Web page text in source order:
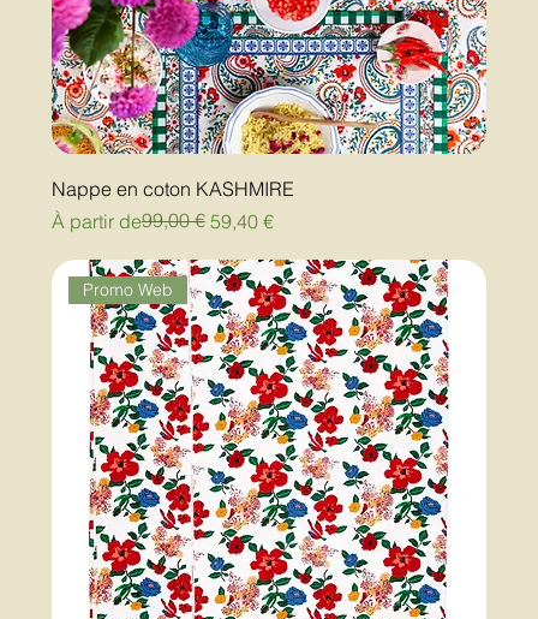
Nappe en coton KASHMIRE
À partir de
Prix original99,00 € 59,40 €
Prix promotionnel
Promo Web